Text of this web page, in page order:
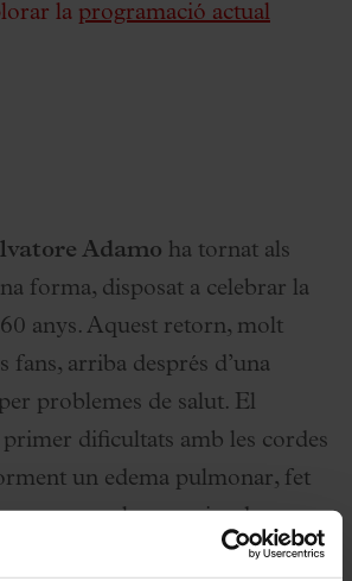
la programació actual
Adamo ha tornat als
forma, disposat a celebrar la
anys. Aquest retorn, molt
fans, arriba després d’una
problemes de salut. El
dificultats amb les cordes
un edema pulmonar, fet
posposar la seva gira de